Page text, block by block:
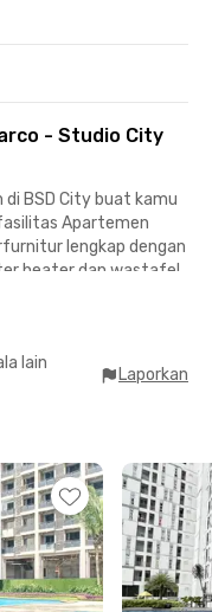
- Studio City
BSD City buat kamu
Apartemen
lengkap dengan
heater dan wastafel,
akses jalan Tol
juga ke AEON
Studio A termasuk
parkir mobil dan motor
sudah termasuk
hemat. Ayo,
hidupmu!
lain
Laporkan